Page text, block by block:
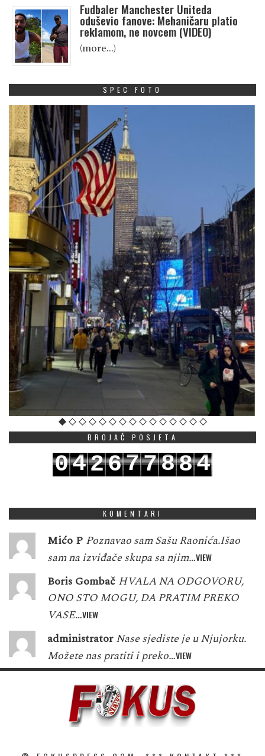
Fudbaler Manchester Uniteda
oduševio fanove: Mehaničaru platio
reklamom, ne novcem (VIDEO)
(more…)
SPEC FOTO
BROJAČ POSJETA
042677884
KOMENTARI
Mićo P Poznavao sam Sašu Raonića.Išao
sam na izviđače skupa sa njim…VIEW
Boris Gombač HVALA NA ODGOVORU,
ONO STO MOGU, DA PRATIM PREKO
VASE…VIEW
administrator Nase sjediste je u Njujorku.
Možete nas pratiti i preko…VIEW